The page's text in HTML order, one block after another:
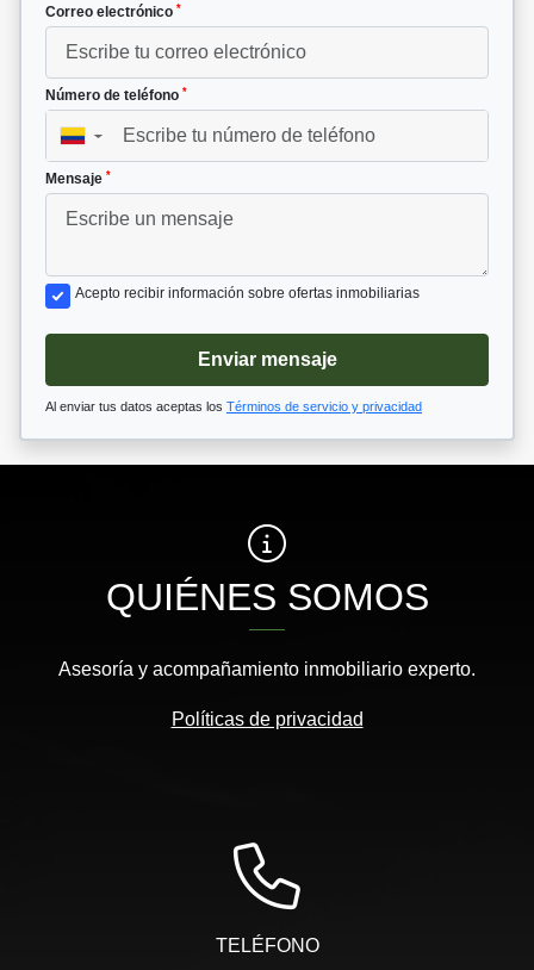
Correo electrónico *
Número de teléfono *
▼
Mensaje *
Acepto recibir información sobre ofertas inmobiliarias
Enviar mensaje
Al enviar tus datos aceptas los Términos de servicio y privacidad
QUIÉNES SOMOS
Asesoría y acompañamiento inmobiliario experto.
Políticas de privacidad
TELÉFONO